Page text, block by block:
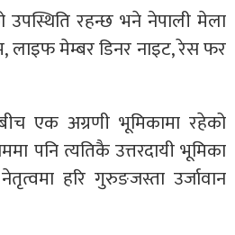
उपस्थिति रहन्छ भने नेपाली मेला
लाइफ मेम्बर डिनर नाइट, रेस फर
एक अग्रणी भूमिकामा रहेको
पनि त्यतिकै उत्तरदायी भूमिका
हरि गुरुङजस्ता उर्जावान